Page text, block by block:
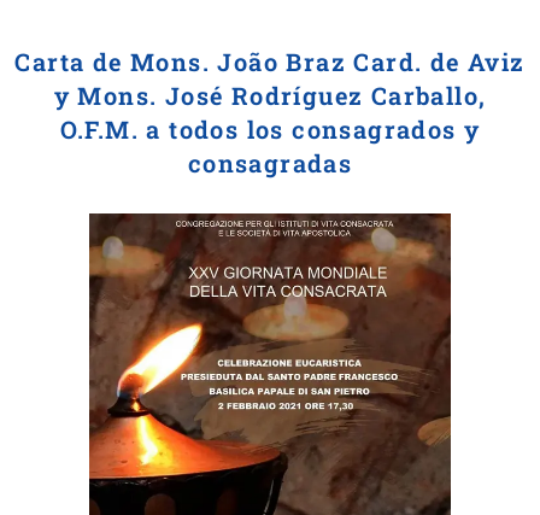
Carta de Mons. João Braz Card. de Aviz
y Mons. José Rodríguez Carballo,
O.F.M. a todos los consagrados y
consagradas